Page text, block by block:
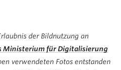
der Bildnutzung an
Ministerium für Digitalisierung
verwendeten Fotos entstanden